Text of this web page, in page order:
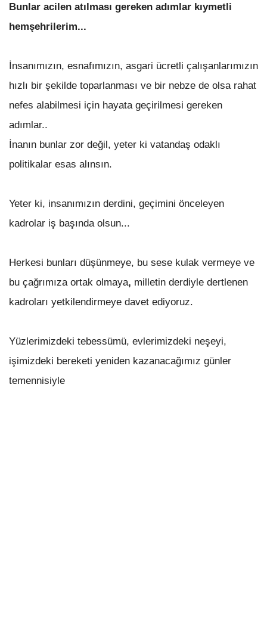
Bunlar acilen atılması gereken adımlar kıymetli
hemşehrilerim...
İnsanımızın, esnafımızın, asgari ücretli çalışanlarımızın
hızlı bir şekilde toparlanması ve bir nebze de olsa rahat
nefes alabilmesi için hayata geçirilmesi gereken
adımlar..
İnanın bunlar zor değil, yeter ki vatandaş odaklı
politikalar esas alınsın.
Yeter ki, insanımızın derdini, geçimini önceleyen
kadrolar iş başında olsun...
Herkesi bunları düşünmeye, bu sese kulak vermeye ve
bu çağrımıza ortak olmaya, milletin derdiyle dertlenen
kadroları yetkilendirmeye davet ediyoruz.
Yüzlerimizdeki tebessümü, evlerimizdeki neşeyi,
işimizdeki bereketi yeniden kazanacağımız günler
temennisiyle